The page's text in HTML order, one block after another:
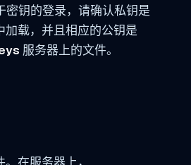
密钥的登录，请确认私钥是
加载，并且相应的公钥是
服务器上的文件。